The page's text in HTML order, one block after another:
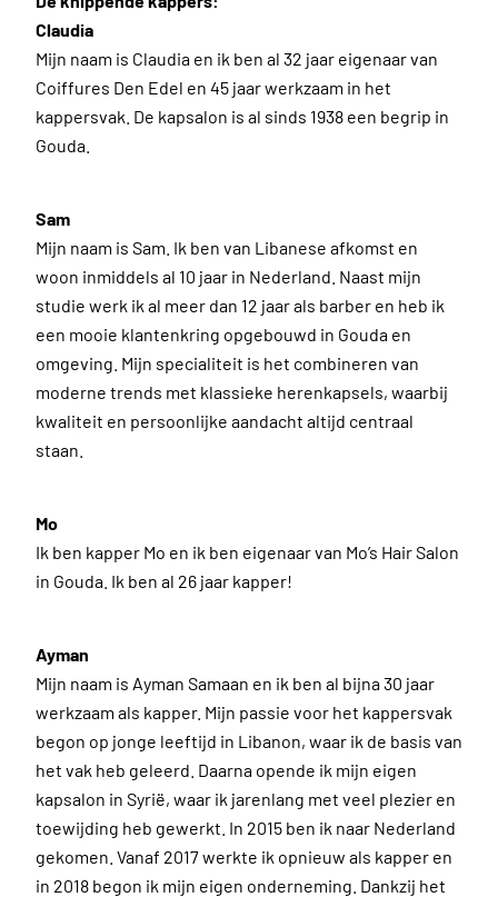
Claudia
Mijn naam is Claudia en ik ben al 32 jaar eigenaar van
Coiffures Den Edel en 45 jaar werkzaam in het
kappersvak. De kapsalon is al sinds 1938 een begrip in
Gouda.
Sam
Mijn naam is Sam. Ik ben van Libanese afkomst en
woon inmiddels al 10 jaar in Nederland. Naast mijn
studie werk ik al meer dan 12 jaar als barber en heb ik
een mooie klantenkring opgebouwd in Gouda en
omgeving. Mijn specialiteit is het combineren van
moderne trends met klassieke herenkapsels, waarbij
kwaliteit en persoonlijke aandacht altijd centraal
staan.
Mo
Ik ben kapper Mo en ik ben eigenaar van Mo’s Hair Salon
in Gouda. Ik ben al 26 jaar kapper!
Ayman
Mijn naam is Ayman Samaan en ik ben al bijna 30 jaar
werkzaam als kapper. Mijn passie voor het kappersvak
begon op jonge leeftijd in Libanon, waar ik de basis van
het vak heb geleerd. Daarna opende ik mijn eigen
kapsalon in Syrië, waar ik jarenlang met veel plezier en
toewijding heb gewerkt. In 2015 ben ik naar Nederland
gekomen. Vanaf 2017 werkte ik opnieuw als kapper en
in 2018 begon ik mijn eigen onderneming. Dankzij het